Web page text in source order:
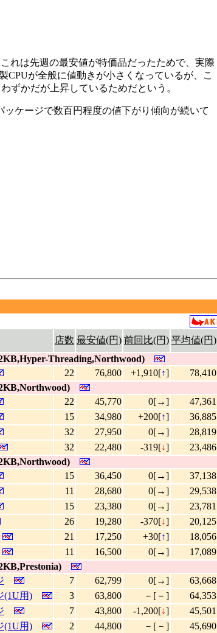
れは先週の最安値が特価品だったためで、実際
CPUが全般に値動きが小さくなっているが、こ
ずかだが上昇しているためだという。
ケージで数百円程度の値下がり傾向が続いて
店数 最安値(円) 前回比(円) 平均値(円)
Threading,Northwood)
22 76,800 +1,910[↑] 78,410
22 45,770 0[→] 47,361
15 34,980 +200[↑] 36,885
32 27,950 0[→] 28,819
32 22,480 -319[↓] 23,486
15 36,450 0[→] 37,138
11 28,680 0[→] 29,538
15 23,380 0[→] 23,781
26 19,280 -370[↓] 20,125
21 17,250 +30[↑] 18,056
11 16,500 0[→] 17,089
7 62,799 0[→] 63,668
(1U用)
3 63,800 －[－] 64,353
7 43,800 -1,200[↓] 45,501
(1U用)
2 44,800 －[－] 45,690